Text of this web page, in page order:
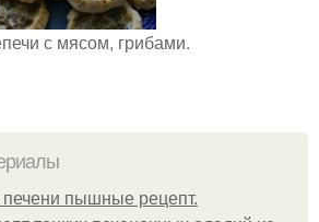
с мясом, грибами.
печени пышные рецепт.